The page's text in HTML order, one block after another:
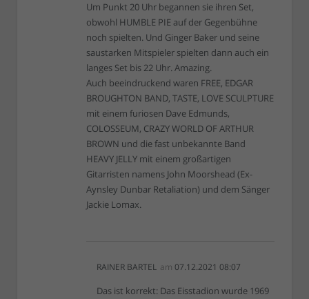
Um Punkt 20 Uhr begannen sie ihren Set,
obwohl HUMBLE PIE auf der Gegenbühne
noch spielten. Und Ginger Baker und seine
saustarken Mitspieler spielten dann auch ein
langes Set bis 22 Uhr. Amazing.
Auch beeindruckend waren FREE, EDGAR
BROUGHTON BAND, TASTE, LOVE SCULPTURE
mit einem furiosen Dave Edmunds,
COLOSSEUM, CRAZY WORLD OF ARTHUR
BROWN und die fast unbekannte Band
HEAVY JELLY mit einem großartigen
Gitarristen namens John Moorshead (Ex-
Aynsley Dunbar Retaliation) und dem Sänger
Jackie Lomax.
RAINER BARTEL am 07.12.2021 08:07
Das ist korrekt: Das Eisstadion wurde 1969